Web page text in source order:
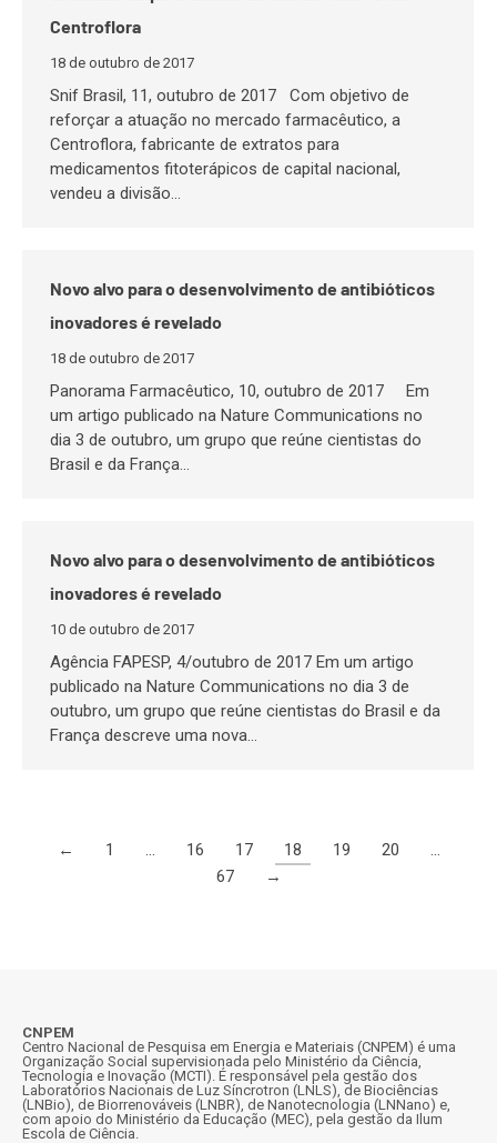
Centroflora
18 de outubro de 2017
Snif Brasil, 11, outubro de 2017 Com objetivo de
reforçar a atuação no mercado farmacêutico, a
Centroflora, fabricante de extratos para
medicamentos fitoterápicos de capital nacional,
vendeu a divisão…
Novo alvo para o desenvolvimento de antibióticos
inovadores é revelado
18 de outubro de 2017
Panorama Farmacêutico, 10, outubro de 2017 Em
um artigo publicado na Nature Communications no
dia 3 de outubro, um grupo que reúne cientistas do
Brasil e da França…
Novo alvo para o desenvolvimento de antibióticos
inovadores é revelado
10 de outubro de 2017
Agência FAPESP, 4/outubro de 2017 Em um artigo
publicado na Nature Communications no dia 3 de
outubro, um grupo que reúne cientistas do Brasil e da
França descreve uma nova…
← 1 … 16 17 18 19 20
…
67
→
CNPEM
Centro Nacional de Pesquisa em Energia e Materiais (CNPEM) é uma
Organização Social supervisionada pelo Ministério da Ciência,
Tecnologia e Inovação (MCTI). É responsável pela gestão dos
Laboratórios Nacionais de Luz Síncrotron (LNLS), de Biociências
(LNBio), de Biorrenováveis (LNBR), de Nanotecnologia (LNNano) e,
com apoio do Ministério da Educação (MEC), pela gestão da Ilum
Escola de Ciência.